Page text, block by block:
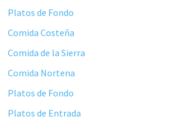
Platos de Fondo
Comida Costeña
Comida de la Sierra
Comida Nortena
Platos de Fondo
Platos de Entrada